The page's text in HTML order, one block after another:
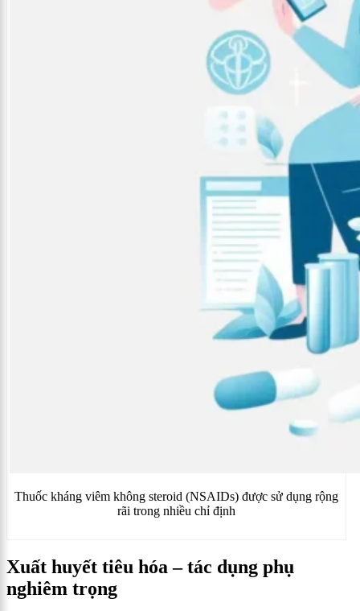
Thuốc kháng viêm không steroid (NSAIDs) được sử dụng rộng
rãi trong nhiều chỉ định
Xuất huyết tiêu hóa – tác dụng phụ
nghiêm trọng